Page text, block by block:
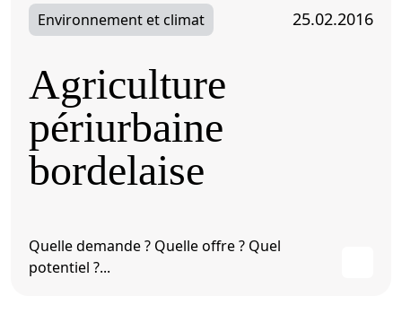
Environnement et climat 25.02.2016
Agriculture
périurbaine
bordelaise
Quelle demande ? Quelle offre ? Quel
potentiel ?...